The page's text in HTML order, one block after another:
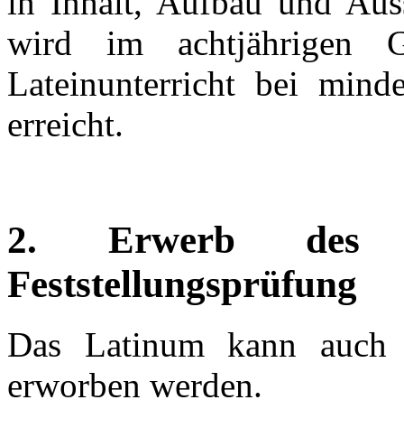
wird im achtjährigen
Lateinunterricht bei
erreicht.
2. Erwerb des
Feststellungsprüfung
Das Latinum kann auch
erworben werden.